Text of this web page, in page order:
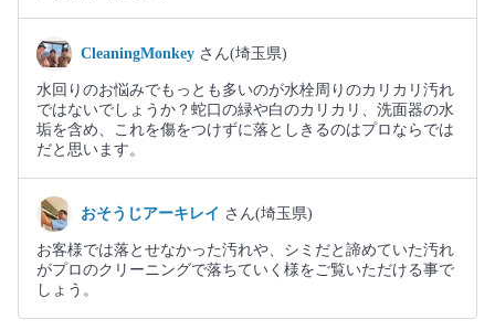
CleaningMonkey さん(埼玉県)
水回りのお悩みでもっとも多いのが水栓周りのカリカリ汚れ
ではないでしょうか？蛇口の緑や白のカリカリ、洗面器の水
垢を含め、これを傷をつけずに落としきるのはプロならでは
だと思います。
おそうじアーキレイ さん(埼玉県)
お客様では落とせなかった汚れや、シミだと諦めていた汚れ
がプロのクリーニングで落ちていく様をご覧いただける事で
しょう。